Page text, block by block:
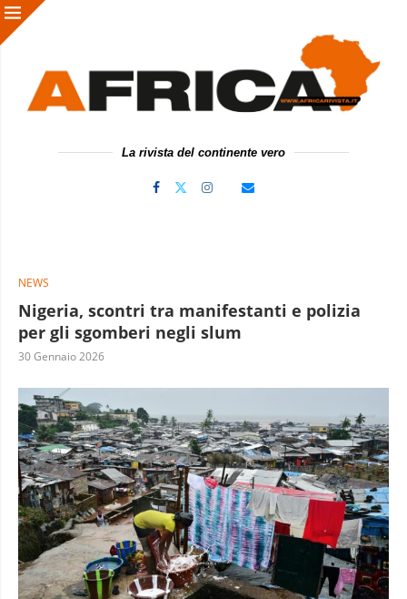
La rivista del continente vero
NEWS
Nigeria, scontri tra manifestanti e polizia
per gli sgomberi negli slum
30 Gennaio 2026